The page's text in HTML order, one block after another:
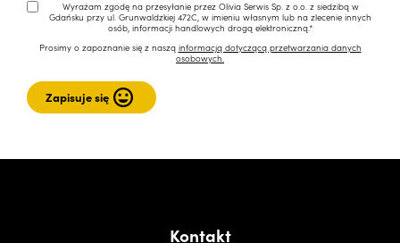
Wyrażam zgodę na przesyłanie przez Olivia Serwis Sp. z o.o. z siedzibą w
Gdańsku przy ul. Grunwaldzkiej 472C, w imieniu własnym lub na zlecenie innych
osób, informacji handlowych drogą elektroniczną.*
Prosimy o zapoznanie się z naszą informacją dotyczącą przetwarzania danych
osobowych.
Kontakt